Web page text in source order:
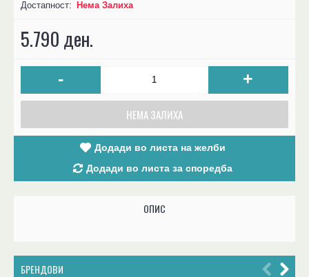
Достапност: Нема Залиха
5.790 ден.
- +
НЕМА ЗАЛИХА
Додади во листа на желби
Додади во листа за споредба
ОПИС
БРЕНДОВИ